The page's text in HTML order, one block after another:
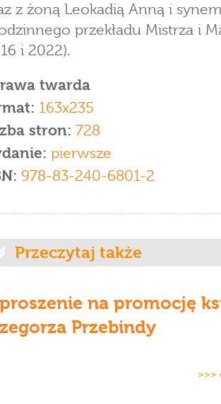
z żoną Leokadią Anną i
przekładu Mistrza i
i 2022).
twarda
163x235
stron: 728
pierwsze
978-83-240-6801-2
Przeczytaj także
na promocję
Przebindy
>>>